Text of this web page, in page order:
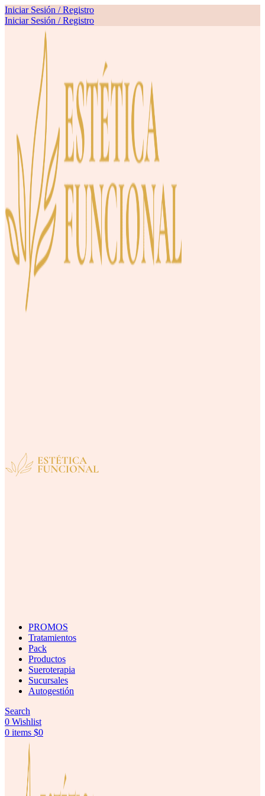
Iniciar Sesión / Registro
Iniciar Sesión / Registro
PROMOS
Tratamientos
Pack
Productos
Sueroterapia
Sucursales
Autogestión
Search
0 Wishlist
0 items $0